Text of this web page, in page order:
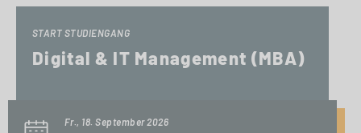
START STUDIENGANG
Digital & IT Management (MBA)
Fr., 18. September 2026